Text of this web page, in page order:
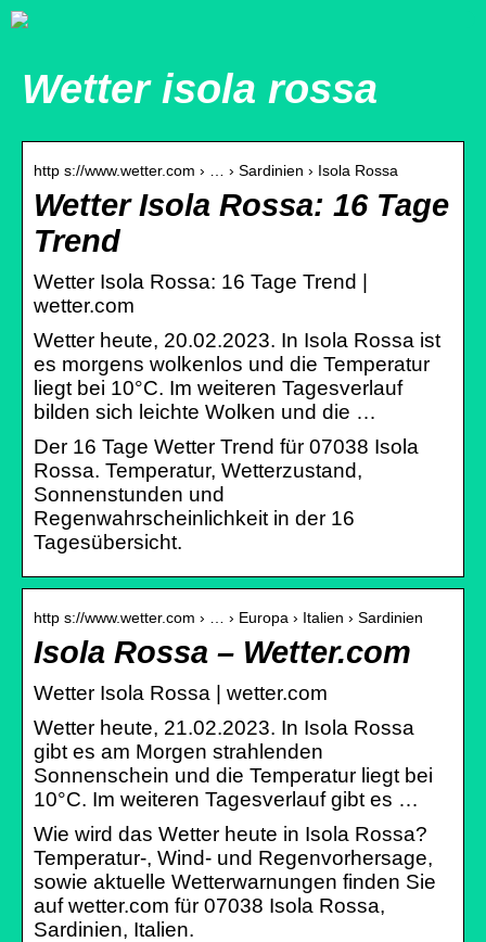
Wetter isola rossa
http s://www.wetter.com › … › Sardinien › Isola Rossa
Wetter Isola Rossa: 16 Tage
Trend
Wetter Isola Rossa: 16 Tage Trend |
wetter.com
Wetter heute, 20.02.2023. In Isola Rossa ist
es morgens wolkenlos und die Temperatur
liegt bei 10°C. Im weiteren Tagesverlauf
bilden sich leichte Wolken und die …
Der 16 Tage Wetter Trend für 07038 Isola
Rossa. Temperatur, Wetterzustand,
Sonnenstunden und
Regenwahrscheinlichkeit in der 16
Tagesübersicht.
http s://www.wetter.com › … › Europa › Italien › Sardinien
Isola Rossa – Wetter.com
Wetter Isola Rossa | wetter.com
Wetter heute, 21.02.2023. In Isola Rossa
gibt es am Morgen strahlenden
Sonnenschein und die Temperatur liegt bei
10°C. Im weiteren Tagesverlauf gibt es …
Wie wird das Wetter heute in Isola Rossa?
Temperatur-, Wind- und Regenvorhersage,
sowie aktuelle Wetterwarnungen finden Sie
auf wetter.com für 07038 Isola Rossa,
Sardinien, Italien.